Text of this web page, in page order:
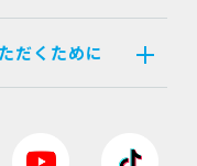
だくために